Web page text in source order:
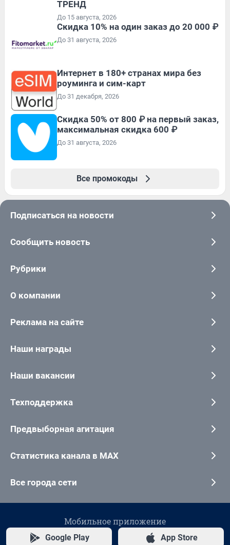
ТРЕНД
До 15 августа, 2026
Скидка 10% на один заказ до 20 000 ₽
До 31 августа, 2026
Интернет в 180+ странах мира без
роуминга и сим-карт
До 31 декабря, 2026
Скидка 50% от 800 ₽ на первый заказ,
максимальная скидка 600 ₽
До 31 августа, 2026
Все промокоды
Подписаться на новости
Сообщить новость
Рубрики
О компании
Реклама на сайте
Наши награды
Наши вакансии
Техподдержка
Предвыборная агитация
Статистика канала в MAX
Все города сети
Мобильное приложение
Google Play App Store